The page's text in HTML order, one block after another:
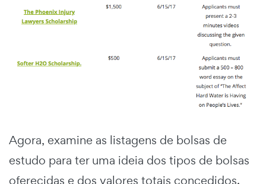
Agora, examine as listagens de bolsas de
estudo para ter uma ideia dos tipos de bolsas
oferecidas e dos valores totais concedidos.